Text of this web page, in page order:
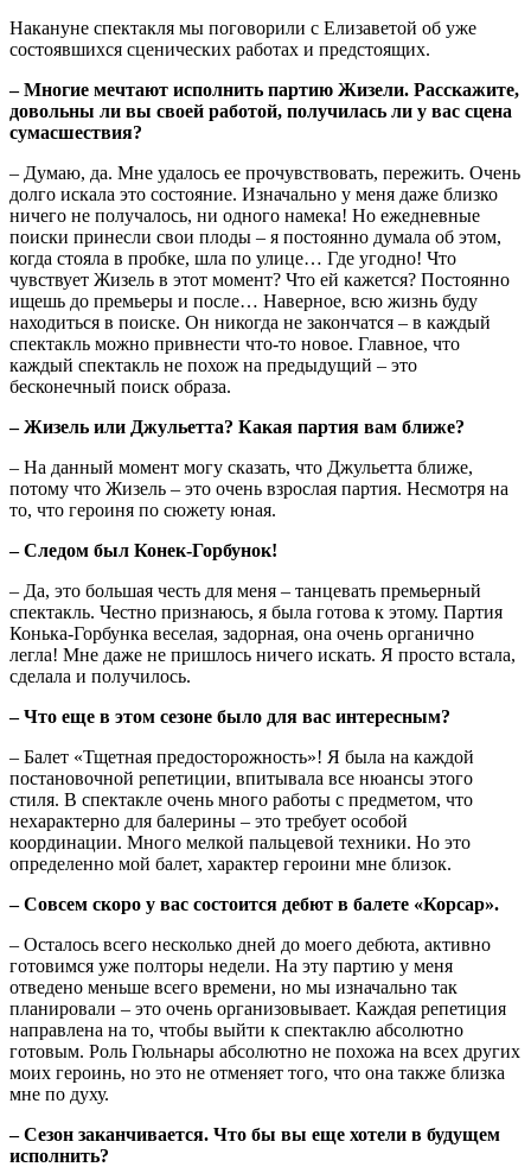
Накануне спектакля мы поговорили с Елизаветой об уже
состоявшихся сценических работах и предстоящих.
– Многие мечтают исполнить партию Жизели. Расскажите,
довольны ли вы своей работой, получилась ли у вас сцена
сумасшествия?
– Думаю, да. Мне удалось ее прочувствовать, пережить. Очень
долго искала это состояние. Изначально у меня даже близко
ничего не получалось, ни одного намека! Но ежедневные
поиски принесли свои плоды – я постоянно думала об этом,
когда стояла в пробке, шла по улице… Где угодно! Что
чувствует Жизель в этот момент? Что ей кажется? Постоянно
ищешь до премьеры и после… Наверное, всю жизнь буду
находиться в поиске. Он никогда не закончатся – в каждый
спектакль можно привнести что-то новое. Главное, что
каждый спектакль не похож на предыдущий – это
бесконечный поиск образа.
– Жизель или Джульетта? Какая партия вам ближе?
– На данный момент могу сказать, что Джульетта ближе,
потому что Жизель – это очень взрослая партия. Несмотря на
то, что героиня по сюжету юная.
– Следом был Конек-Горбунок!
– Да, это большая честь для меня – танцевать премьерный
спектакль. Честно признаюсь, я была готова к этому. Партия
Конька-Горбунка веселая, задорная, она очень органично
легла! Мне даже не пришлось ничего искать. Я просто встала,
сделала и получилось.
– Что еще в этом сезоне было для вас интересным?
– Балет «Тщетная предосторожность»! Я была на каждой
постановочной репетиции, впитывала все нюансы этого
стиля. В спектакле очень много работы с предметом, что
нехарактерно для балерины – это требует особой
координации. Много мелкой пальцевой техники. Но это
определенно мой балет, характер героини мне близок.
– Совсем скоро у вас состоится дебют в балете «Корсар».
– Осталось всего несколько дней до моего дебюта, активно
готовимся уже полторы недели. На эту партию у меня
отведено меньше всего времени, но мы изначально так
планировали – это очень организовывает. Каждая репетиция
направлена на то, чтобы выйти к спектаклю абсолютно
готовым. Роль Гюльнары абсолютно не похожа на всех других
моих героинь, но это не отменяет того, что она также близка
мне по духу.
– Сезон заканчивается. Что бы вы еще хотели в будущем
исполнить?